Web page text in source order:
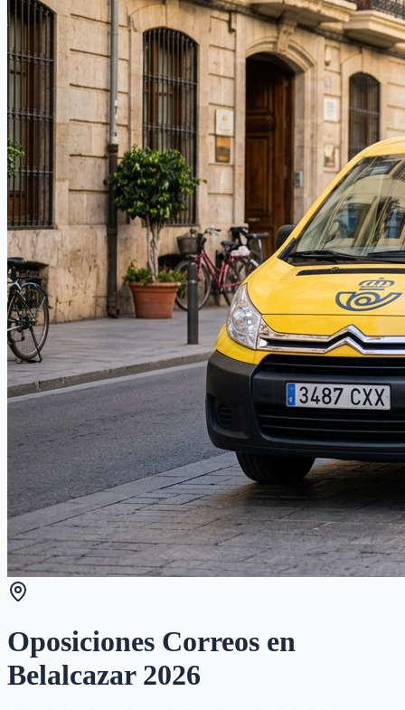
Oposiciones Correos en
Belalcazar2026